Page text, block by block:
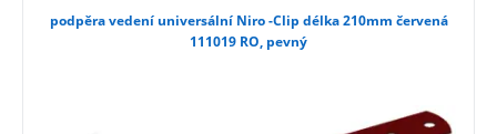
podpěra vedení universální Niro -Clip délka 210mm červená
111019 RO, pevný